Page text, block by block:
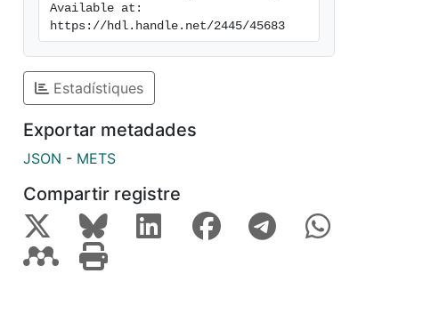
Available at:
https://hdl.handle.net/2445/45683
Estadístiques
Exportar metadades
JSON - METS
Compartir registre